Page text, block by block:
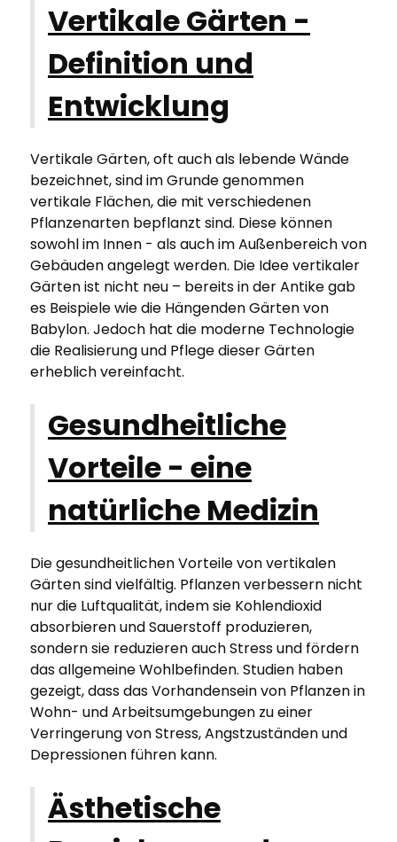
Vertikale Gärten -
Definition und
Entwicklung
Vertikale Gärten, oft auch als lebende Wände
bezeichnet, sind im Grunde genommen
vertikale Flächen, die mit verschiedenen
Pflanzenarten bepflanzt sind. Diese können
sowohl im Innen - als auch im Außenbereich von
Gebäuden angelegt werden. Die Idee vertikaler
Gärten ist nicht neu – bereits in der Antike gab
es Beispiele wie die Hängenden Gärten von
Babylon. Jedoch hat die moderne Technologie
die Realisierung und Pflege dieser Gärten
erheblich vereinfacht.
Gesundheitliche
Vorteile - eine
natürliche Medizin
Die gesundheitlichen Vorteile von vertikalen
Gärten sind vielfältig. Pflanzen verbessern nicht
nur die Luftqualität, indem sie Kohlendioxid
absorbieren und Sauerstoff produzieren,
sondern sie reduzieren auch Stress und fördern
das allgemeine Wohlbefinden. Studien haben
gezeigt, dass das Vorhandensein von Pflanzen in
Wohn- und Arbeitsumgebungen zu einer
Verringerung von Stress, Angstzuständen und
Depressionen führen kann.
Ästhetische